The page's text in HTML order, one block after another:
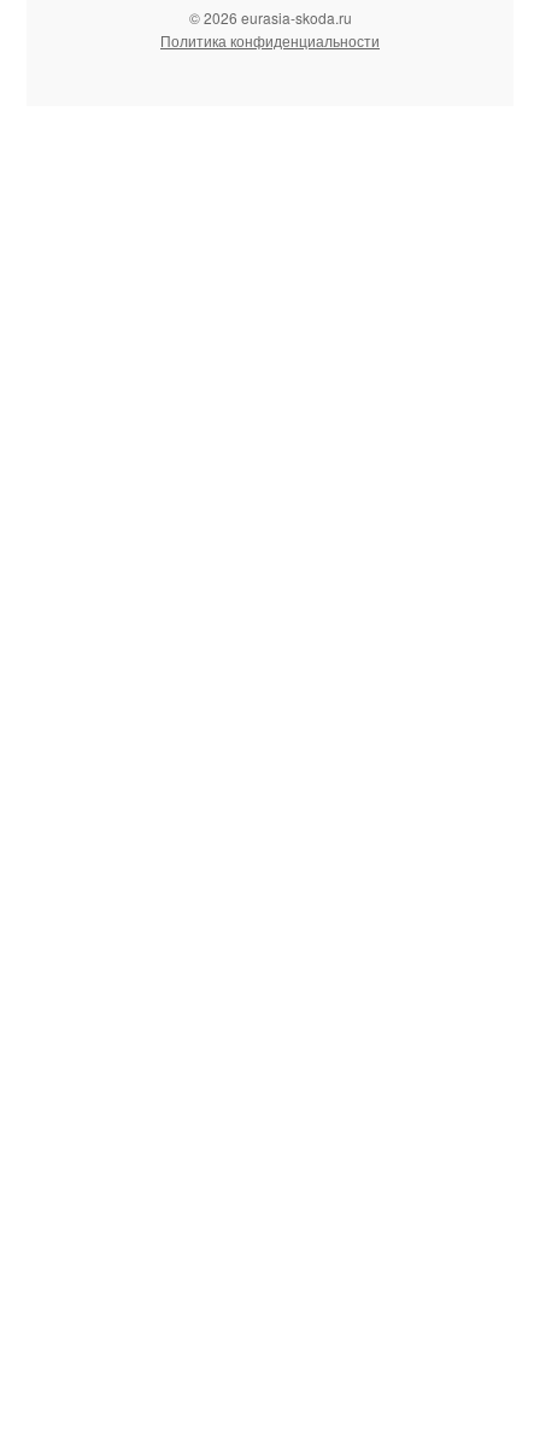
© 2026 eurasia-skoda.ru
Политика конфиденциальности